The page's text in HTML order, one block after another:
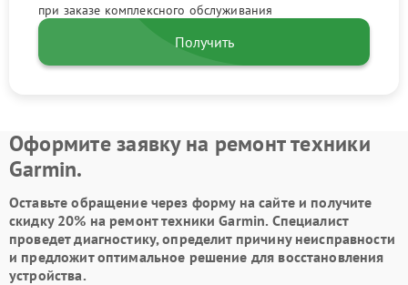
при заказе комплексного обслуживания
Получить
Оформите заявку на ремонт техники
Garmin.
Оставьте обращение через форму на сайте и получите
скидку 20% на ремонт техники Garmin. Специалист
проведет диагностику, определит причину неисправности
и предложит оптимальное решение для восстановления
устройства.